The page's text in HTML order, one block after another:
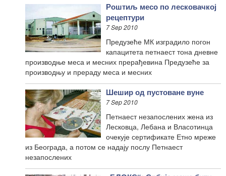
Роштиљ месо по лесковачкој
рецептури
7 Sep 2010
Предузеће МК изградило погон
капацитета петнаест тона дневне
производње меса и месних прерађевина Предузеће за
производњу и прераду меса и месних
Шешир од пустоване вуне
7 Sep 2010
Петнаест незапослених жена из
Лесковца, Лебана и Власотинца
очекује сертификате Етно мреже
из Београда, а потом се надају послу Петнаест
незапослених